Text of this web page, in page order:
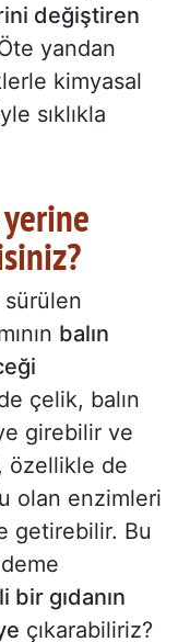
değiştiren
yandan
kimyasal
sıklıkla
sürülen
balın
çelik, balın
girebilir ve
özellikle de
olan enzimleri
getirebilir. Bu
bir gıdanın
çıkarabiliriz?